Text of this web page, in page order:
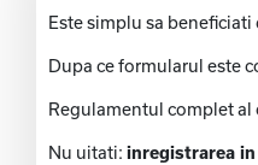
Este simplu sa beneficiati
Dupa ce formularul este
Regulamentul complet
Nu uitati: inregistrarea